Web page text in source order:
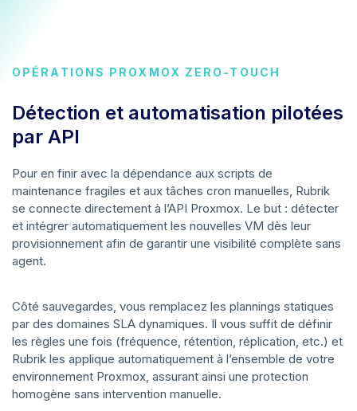
OPÉRATIONS PROXMOX ZERO-TOUCH
Détection et automatisation pilotées
par API
Pour en finir avec la dépendance aux scripts de
maintenance fragiles et aux tâches cron manuelles, Rubrik
se connecte directement à l’API Proxmox. Le but : détecter
et intégrer automatiquement les nouvelles VM dès leur
provisionnement afin de garantir une visibilité complète sans
agent.
Côté sauvegardes, vous remplacez les plannings statiques
par des domaines SLA dynamiques. Il vous suffit de définir
les règles une fois (fréquence, rétention, réplication, etc.) et
Rubrik les applique automatiquement à l’ensemble de votre
environnement Proxmox, assurant ainsi une protection
homogène sans intervention manuelle.